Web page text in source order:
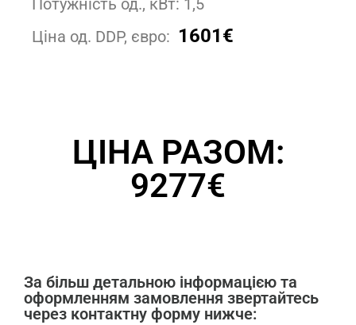
Потужність од., кВт: 1,5
Ціна од. DDP, євро: 1601€
ЦІНА РАЗОМ:
9277€
За більш детальною інформацією та
оформленням замовлення звертайтесь
через контактну форму нижче: